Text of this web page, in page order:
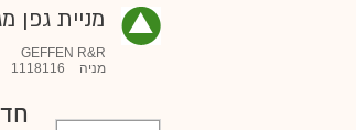
מניית גפן
GEFFEN R&R
מניה
1118116